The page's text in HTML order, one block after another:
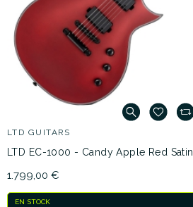
LTD GUITARS
LTD EC-1000 - Candy Apple Red Satin
1.799,00 €
EN STOCK